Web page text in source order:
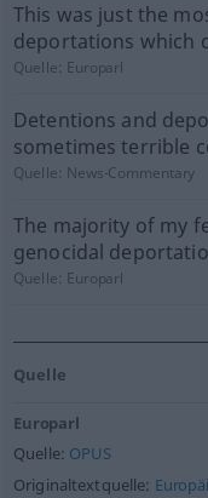
This was just the
deportations which
Quelle: Europarl
Detentions and
sometimes terrible
Quelle: News-Commentary
The majority of my
genocidal
Quelle: Europarl
Quelle
Europarl
Quelle: OPUS
Originaltextquelle: